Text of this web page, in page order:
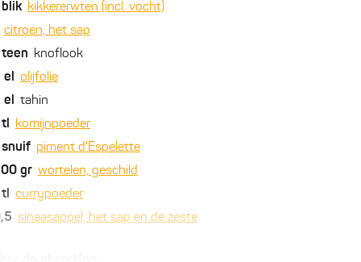
blik kikkererwten (incl. vocht)
citroen, het sap
teen knoflook
el olijfolie
el tahin
tl komijnpoeder
snuif piment d'Espelette
gr wortelen, geschild
tl currypoeder
sinaasappel, het sap en de zeste